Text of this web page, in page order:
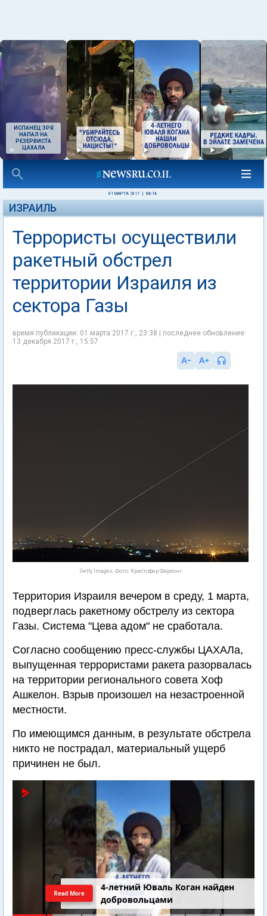
ИСПАНЕЦ ЗРЯ
НАПАЛ НА
РЕЗЕРВИСТА
ЦАХАЛА
01 МАРТА 2017 06:14
ИЗРАИЛЬ
Террористы осуществили
ракетный обстрел
территории Израиля из
сектора Газы
время публикации: 01 марта 2017 г., 23:38 | последнее обновление:
13 декабря 2017 г., 15:57
Getty Images. Фото: Кристофер Фарлонг
Территория Израиля вечером в среду, 1 марта,
подверглась ракетному обстрелу из сектора
Газы. Система "Цева адом" не сработала.
Согласно сообщению пресс-службы ЦАХАЛа,
выпущенная террористами ракета разорвалась
на территории регионального совета Хоф
Ашкелон. Взрыв произошел на незастроенной
местности.
По имеющимся данным, в результате обстрела
никто не пострадал, материальный ущерб
причинен не был.
4-летний Юваль Коган найден
добровольцами
Read More